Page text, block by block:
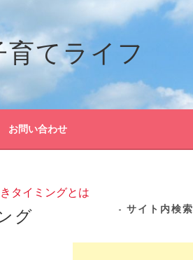
てライフ
お問い合わせ
タイミングとは
グ
サイト内検索